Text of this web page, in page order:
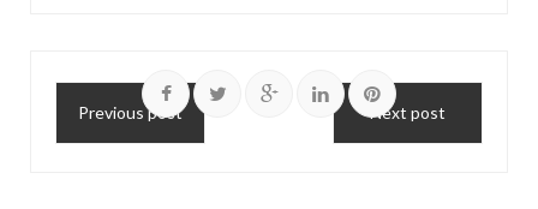
Previous post Next post